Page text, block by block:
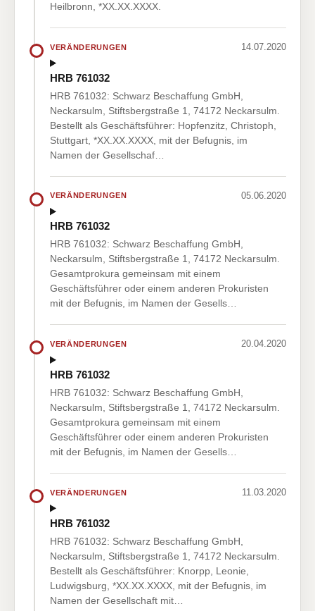
Heilbronn, *XX.XX.XXXX.
VERÄNDERUNGEN 14.07.2020
HRB 761032
HRB 761032: Schwarz Beschaffung GmbH,
Neckarsulm, Stiftsbergstraße 1, 74172 Neckarsulm.
Bestellt als Geschäftsführer: Hopfenzitz, Christoph,
Stuttgart, *XX.XX.XXXX, mit der Befugnis, im
Namen der Gesellschaf…
VERÄNDERUNGEN 05.06.2020
HRB 761032
HRB 761032: Schwarz Beschaffung GmbH,
Neckarsulm, Stiftsbergstraße 1, 74172 Neckarsulm.
Gesamtprokura gemeinsam mit einem
Geschäftsführer oder einem anderen Prokuristen
mit der Befugnis, im Namen der Gesells…
VERÄNDERUNGEN 20.04.2020
HRB 761032
HRB 761032: Schwarz Beschaffung GmbH,
Neckarsulm, Stiftsbergstraße 1, 74172 Neckarsulm.
Gesamtprokura gemeinsam mit einem
Geschäftsführer oder einem anderen Prokuristen
mit der Befugnis, im Namen der Gesells…
VERÄNDERUNGEN 11.03.2020
HRB 761032
HRB 761032: Schwarz Beschaffung GmbH,
Neckarsulm, Stiftsbergstraße 1, 74172 Neckarsulm.
Bestellt als Geschäftsführer: Knorpp, Leonie,
Ludwigsburg, *XX.XX.XXXX, mit der Befugnis, im
Namen der Gesellschaft mit…